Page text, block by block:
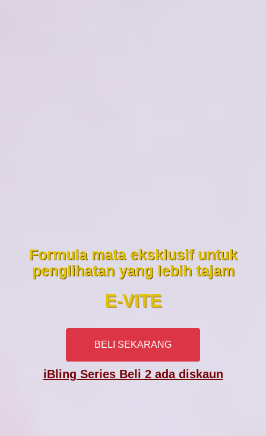
Formula mata eksklusif untuk
penglihatan yang lebih tajam
E-VITE
BELI SEKARANG
iBling Series Beli 2 ada diskaun